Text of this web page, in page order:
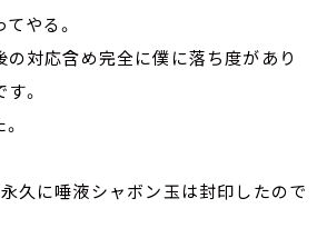
やる。
対応含め完全に僕に落ち度があり
。
久に唾液シャボン玉は封印したので